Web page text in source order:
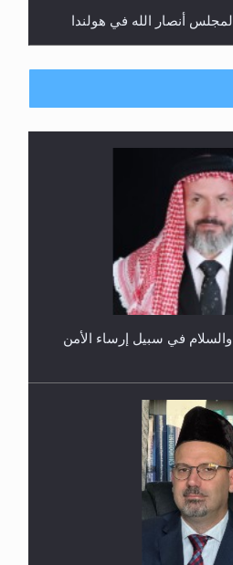
لثلاثة طلاب من مدرسة الحفظ
الأحمدية بنيجيريا لعام
في سبيل إرساء الأمن